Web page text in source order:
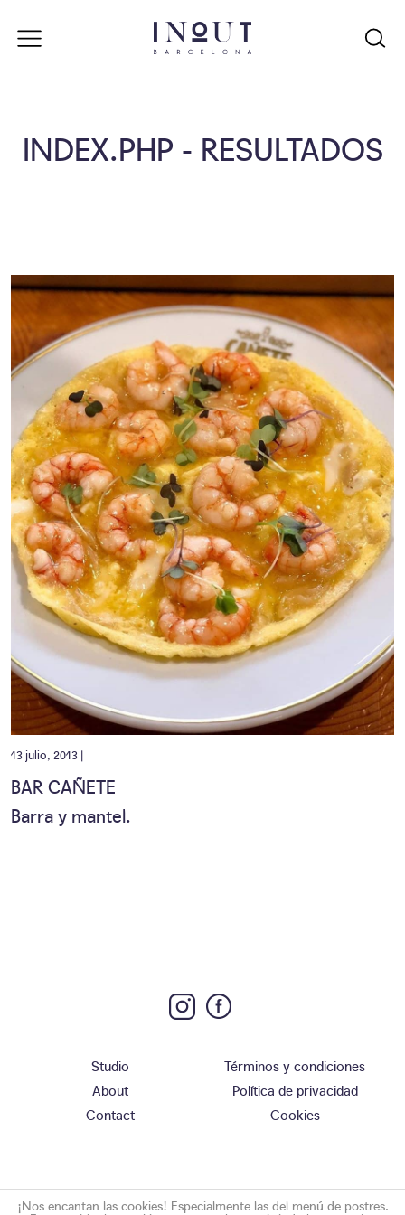
INDEX.PHP - RESULTADOS
13 julio, 2013 |
BAR CAÑETE
Barra y mantel.
Studio
About
Contact
Términos y condiciones
Política de privacidad
Cookies
¡Nos encantan las cookies! Especialmente las del menú de postres.